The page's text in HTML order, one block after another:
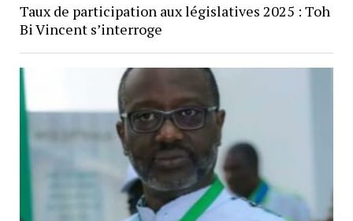
Taux de participation aux législatives 2025 : Toh
Bi Vincent s’interroge